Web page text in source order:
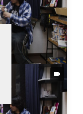
リティ裏話まで、
ます。さらに後半
り込みカメラマン
で開幕した「春フ
西永福JAMが主
の魅力などにも
立川のビ
FESTI
典00:03:23 カ